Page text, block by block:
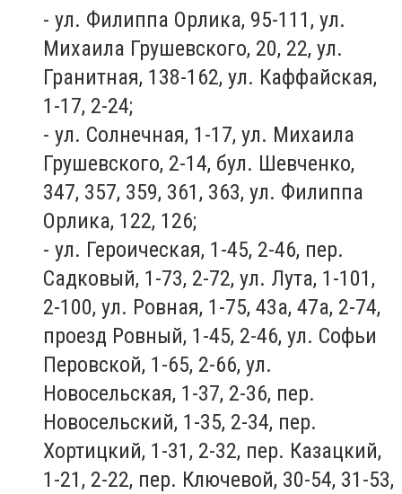
- ул. Филиппа Орлика, 95-111, ул.
Михаила Грушевского, 20, 22, ул.
Гранитная, 138-162, ул. Каффайская,
1-17, 2-24;
- ул. Солнечная, 1-17, ул. Михаила
Грушевского, 2-14, бул. Шевченко,
347, 357, 359, 361, 363, ул. Филиппа
Орлика, 122, 126;
- ул. Героическая, 1-45, 2-46, пер.
Садковый, 1-73, 2-72, ул. Лута, 1-101,
2-100, ул. Ровная, 1-75, 43а, 47а, 2-74,
проезд Ровный, 1-45, 2-46, ул. Софьи
Перовской, 1-65, 2-66, ул.
Новосельская, 1-37, 2-36, пер.
Новосельский, 1-35, 2-34, пер.
Хортицкий, 1-31, 2-32, пер. Казацкий,
1-21, 2-22, пер. Ключевой, 30-54, 31-53,